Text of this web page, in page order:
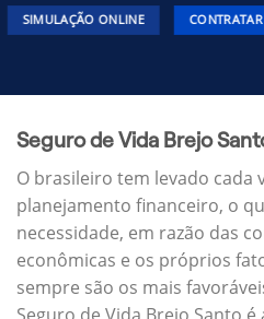
SIMULAÇÃO ONLINE
Seguro de Vida Brejo
O brasileiro tem levado cada
planejamento financeiro, o
necessidade, em razão das
econômicas e os próprios
sempre são os mais
Seguro de Vida Brejo Santo